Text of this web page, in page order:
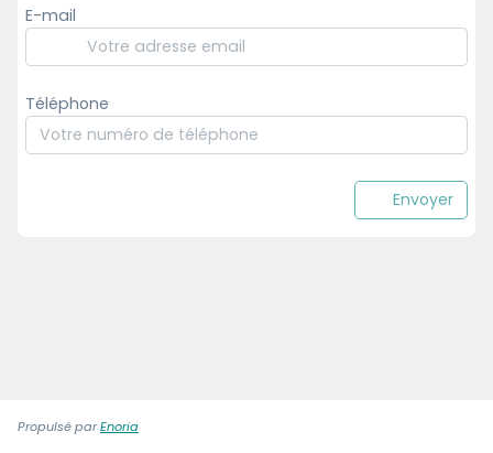
E-mail
Téléphone
Envoyer
Propulsé parEnoria